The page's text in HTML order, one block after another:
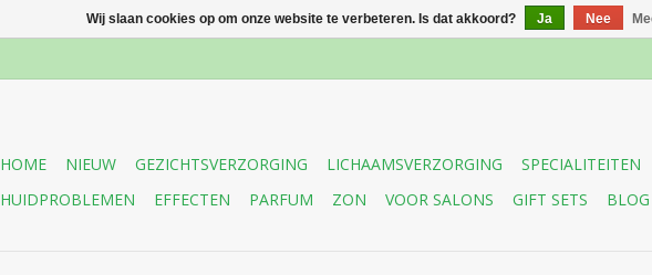
HOME NIEUW GEZICHTSVERZORGING LICHAAMSVERZORGING SPECIALITEITEN
HUIDPROBLEMEN
EFFECTEN PARFUM ZON VOOR SALONS GIFT SETS BLOG
Wij slaan cookies op om onze website te verbeteren. Is dat akkoord? Ja Nee